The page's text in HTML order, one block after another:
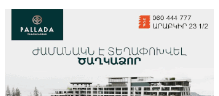
Հայաստանը կարիք ունի Ավետիք
Չալաբյանի նման խելացի, աշխատասեր և
զարգացած մարդու. Արմեն Մանվելյան
11:39:05 6-08-2026